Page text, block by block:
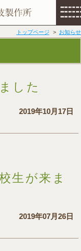
した
2019年10月17日
生が来ま
2019年07月26日
トップページ お知らせ